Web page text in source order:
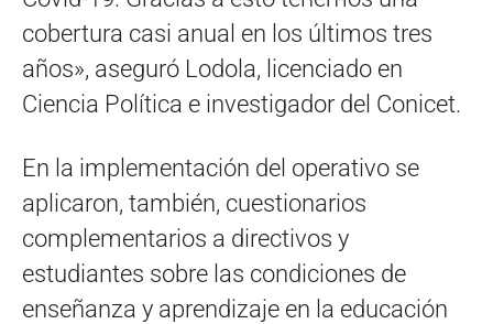
cobertura casi anual en los últimos tres
años», aseguró Lodola, licenciado en
Ciencia Política e investigador del Conicet.
En la implementación del operativo se
aplicaron, también, cuestionarios
complementarios a directivos y
estudiantes sobre las condiciones de
enseñanza y aprendizaje en la educación